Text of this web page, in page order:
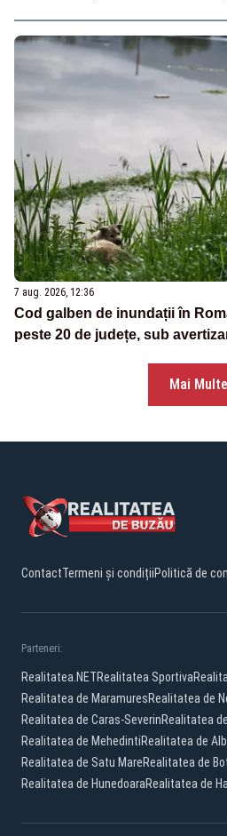
7 aug. 2026, 12:36
Cod galben de inundații în
peste 20 de județe, sub
Mai Multe
ContactTermeni și condițiiPolitică de
Parteneri:
Realitatea.NETRealitatea Sportiva
Realitatea de MaramuresRealitatea de
Realitatea de Caras-SeverinRealitatea
Realitatea de MehedintiRealitatea de
Realitatea de Satu MareRealitatea de
Realitatea de HunedoaraRealitatea de